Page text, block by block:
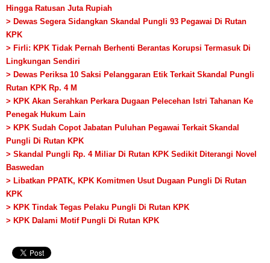
Hingga Ratusan Juta Rupiah
> Dewas Segera Sidangkan Skandal Pungli 93 Pegawai Di Rutan
KPK
> Firli: KPK Tidak Pernah Berhenti Berantas Korupsi Termasuk Di
Lingkungan Sendiri
> Dewas Periksa 10 Saksi Pelanggaran Etik Terkait Skandal Pungli
Rutan KPK Rp. 4 M
> KPK Akan Serahkan Perkara Dugaan Pelecehan Istri Tahanan Ke
Penegak Hukum Lain
> KPK Sudah Copot Jabatan Puluhan Pegawai Terkait Skandal
Pungli Di Rutan KPK
> Skandal Pungli Rp. 4 Miliar Di Rutan KPK Sedikit Diterangi Novel
Baswedan
> Libatkan PPATK, KPK Komitmen Usut Dugaan Pungli Di Rutan
KPK
> KPK Tindak Tegas Pelaku Pungli Di Rutan KPK
> KPK Dalami Motif Pungli Di Rutan KPK